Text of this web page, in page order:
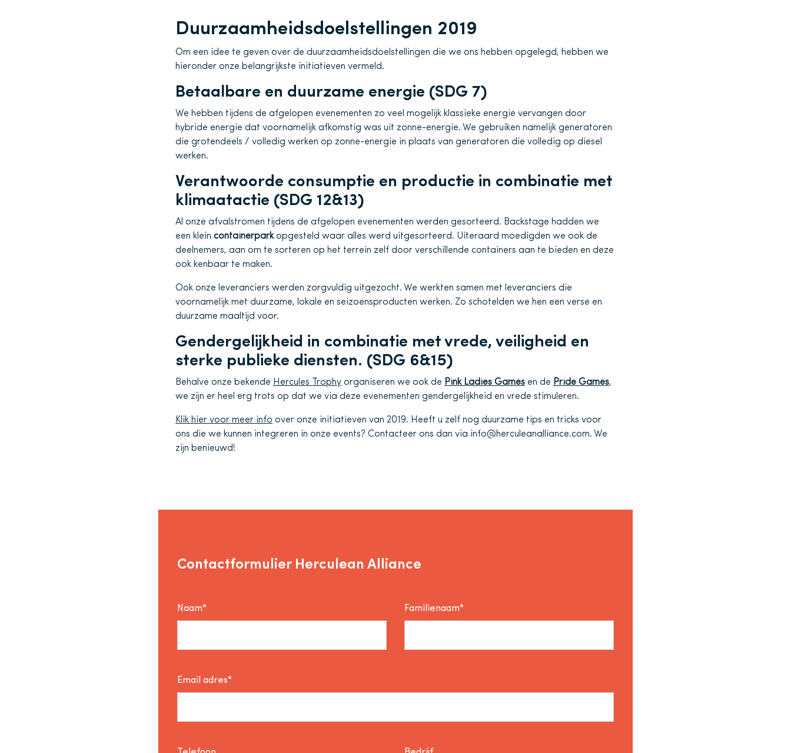
Duurzaamheidsdoelstellingen 2019
Om een idee te geven over de duurzaamheidsdoelstellingen die we ons hebben opgelegd, hebben we
hieronder onze belangrijkste initiatieven vermeld.
Betaalbare en duurzame energie (SDG 7)
We hebben tijdens de afgelopen evenementen zo veel mogelijk klassieke energie vervangen door
hybride energie dat voornamelijk afkomstig was uit zonne-energie. We gebruiken namelijk generatoren
die grotendeels / volledig werken op zonne-energie in plaats van generatoren die volledig op diesel
werken.
Verantwoorde consumptie en productie in combinatie met
klimaatactie (SDG 12&13)
Al onze afvalstromen tijdens de afgelopen evenementen werden gesorteerd. Backstage hadden we
een klein containerparkopgesteld waar alles werd uitgesorteerd. Uiteraard moedigden we ook de
deelnemers, aan om te sorteren op het terrein zelf door verschillende containers aan te bieden en deze
ook kenbaar te maken.
Ook onze leveranciers werden zorgvuldig uitgezocht. We werkten samen met leveranciers die
voornamelijk met duurzame, lokale en seizoensproducten werken. Zo schotelden we hen een verse en
duurzame maaltijd voor.
Gendergelijkheid in combinatie met vrede, veiligheid en
sterke publieke diensten. (SDG 6&15)
Behalve onze bekende Hercules Trophy organiseren we ook de Pink Ladies Games en de Pride Games,
we zijn er heel erg trots op dat we via deze evenementen gendergelijkheid en vrede stimuleren.
Klik hier voor meer info over onze initiatieven van 2019. Heeft u zelf nog duurzame tips en tricks voor
ons die we kunnen integreren in onze events? Contacteer ons dan via info@herculeanalliance.com. We
zijn benieuwd!
Contactformulier Herculean Alliance
Naam* Familienaam*
Email adres*